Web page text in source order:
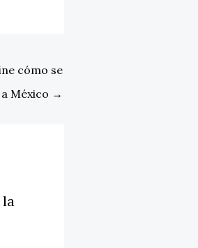
cómo se
México →